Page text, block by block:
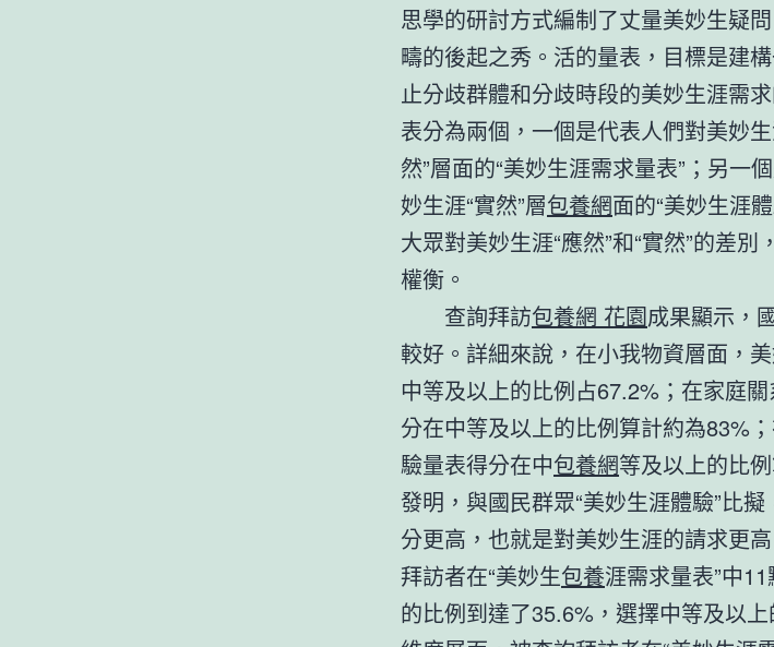
思學的研討方式編制了丈量美妙生疑
疇的後起之秀。活的量表，目標是建
止分歧群體和分歧時段的美妙生涯需
表分為兩個，一個是代表人們對美妙
然”層面的“美妙生涯需求量表”；另一
妙生涯“實然”層包養網面的“美妙生涯
大眾對美妙生涯“應然”和“實然”的差
權衡。
查詢拜訪包養網 花園成果顯示，
較好。詳細來說，在小我物資層面，
中等及以上的比例占67.2%；在家庭
分在中等及以上的比例算計約為83%
驗量表得分在中包養網等及以上的比
發明，與國民群眾“美妙生涯體驗”比
分更高，也就是對美妙生涯的請求更
拜訪者在“美妙生包養涯需求量表”中
的比例到達了35.6%，選擇中等及以